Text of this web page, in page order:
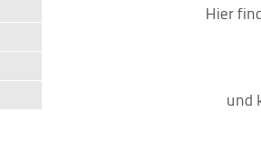
Hier
und